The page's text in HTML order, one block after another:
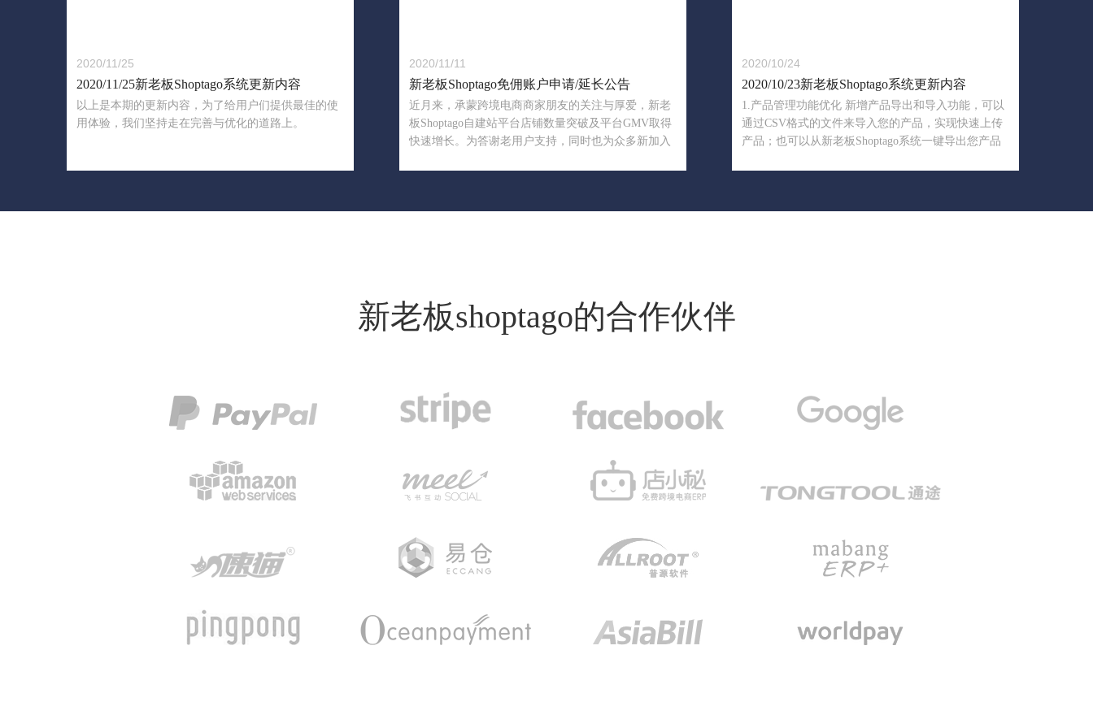
2020/11/25
2020/11/25新老板Shoptago系统更新内容
以上是本期的更新内容，为了给用户们提供最佳的使
用体验，我们坚持走在完善与优化的道路上。
2020/11/11
新老板Shoptago免佣账户申请/延长公告
近月来，承蒙跨境电商商家朋友的关注与厚爱，新老
板Shoptago自建站平台店铺数量突破及平台GMV取得
快速增长。为答谢老用户支持，同时也为众多新加入
2020/10/24
2020/10/23新老板Shoptago系统更新内容
1.产品管理功能优化 新增产品导出和导入功能，可以
通过CSV格式的文件来导入您的产品，实现快速上传
产品；也可以从新老板Shoptago系统一键导出您产品
新老板shoptago的合作伙伴